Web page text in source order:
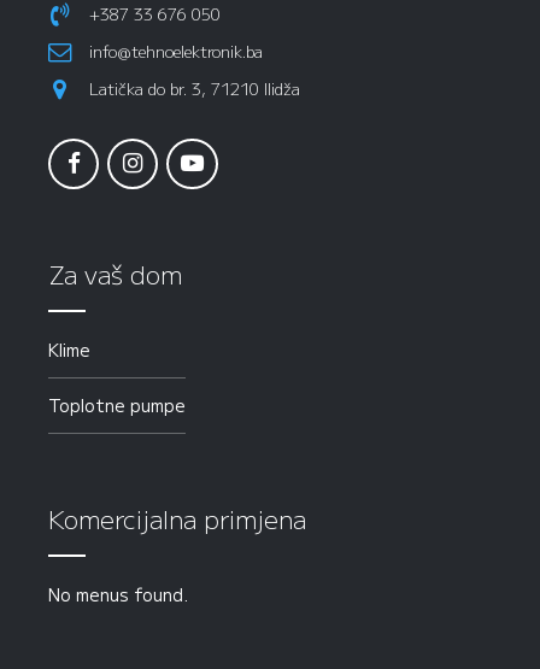
+387 33 676 050
info@tehnoelektronik.ba
Latička do br. 3, 71210 Ilidža
Za vaš dom
Klime
Toplotne pumpe
Komercijalna primjena
No menus found.